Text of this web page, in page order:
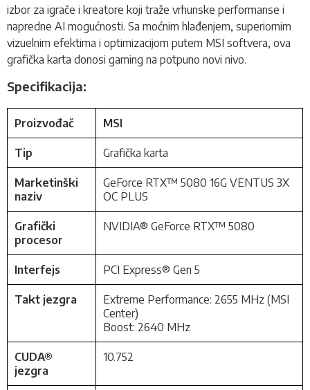
izbor za igrače i kreatore koji traže vrhunske performanse i
napredne AI mogućnosti. Sa moćnim hlađenjem, superiornim
vizuelnim efektima i optimizacijom putem MSI softvera, ova
grafička karta donosi gaming na potpuno novi nivo.
Specifikacija:
Proizvođač MSI
Tip Grafička karta
Marketinški
naziv
GeForce RTX™ 5080 16G VENTUS 3X
OC PLUS
Grafički
procesor
NVIDIA® GeForce RTX™ 5080
Interfejs PCI Express® Gen 5
Takt jezgra
Extreme Performance: 2655 MHz (MSI
Center)
Boost: 2640 MHz
CUDA®
jezgra
10.752